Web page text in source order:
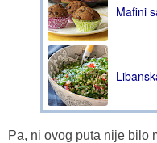
Mafini
Pa, ni ovog puta nije bilo